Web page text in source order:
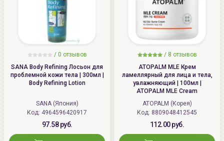
/ 0 отзывов
SANA Body Refining Лосьон для
проблемной кожи тела | 300мл |
Body Refining Lotion
SANA (Япония)
Код: 4964596420917
97.58 руб.
/ 8 отзывов
ATOPALM MLE Крем
ламеллярный для лица и тела,
увлажняющий | 100мл |
ATOPALM MLE Cream
ATOPALM (Корея)
Код: 8809048412545
112.00 руб.